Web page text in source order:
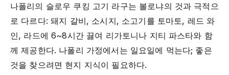
나폴리의 슬로우 쿠킹 고기 라구는 볼로냐의 것과 극적으
로 다르다: 돼지 갈비, 소시지, 소고기를 토마토, 레드 와
인, 라드에 6~8시간 끓여 리가토니나 지티 파스타와 함
께 제공한다. 나폴리 가정에서는 일요일에 먹는다; 좋은
것을 찾으려면 현지 지식이 필요하다.